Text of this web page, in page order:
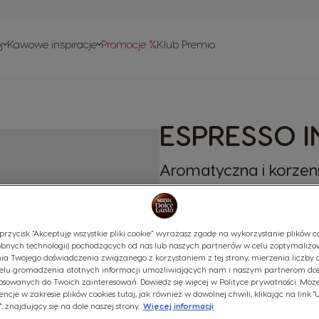
Kawowe inspiracje Promocje %Klub Premio
ESPRESSO
Aromatyczna i
Kapsułki:
Ikona kapsułki
Zaskoczą Cię korzenne i
kolumbijskiej kawy premium
pokryte hojną, aksamitną
“Akceptuję wszystkie pliki cookie” wyrażasz zgodę na wykorzystanie plików
technologii) pochodzących od nas lub naszych partnerów w celu
Twojego doświadczenia związanego z korzystaniem z tej strony, mierzenia liczby
gromadzenia istotnych informacji umożliwiających nam i naszym partnerom
do Twoich zainteresowań. Dowiedz się więcej w Polityce prywatności.
w zakresie plików cookies tutaj, jak również w dowolnej chwili, klikając na link
znajdujący się na dole naszej strony. Więcej informacji